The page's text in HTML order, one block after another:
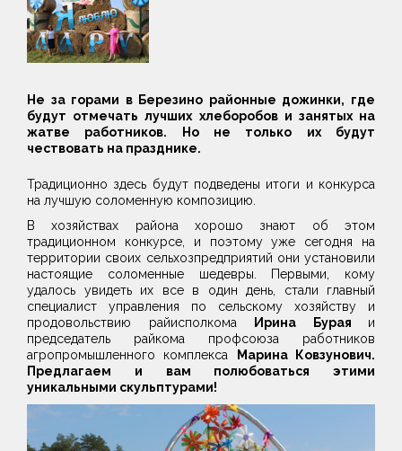
Не за горами в Березино районные дожинки, где
будут отмечать лучших хлеборобов и занятых на
жатве работников. Но не только их будут
чествовать на празднике.
Традиционно здесь будут подведены итоги и конкурса
на лучшую соломенную композицию.
В хозяйствах района хорошо знают об этом
традиционном конкурсе, и поэтому уже сегодня на
территории своих сельхозпредприятий они установили
настоящие соломенные шедевры. Первыми, кому
удалось увидеть их все в один день, стали главный
специалист управления по сельскому хозяйству и
продовольствию райисполкома
Ирина Бурая и
председатель райкома профсоюза работников
агропромышленного комплекса
Марина Ковзунович.
Предлагаем и вам полюбоваться этими
уникальными скульптурами!